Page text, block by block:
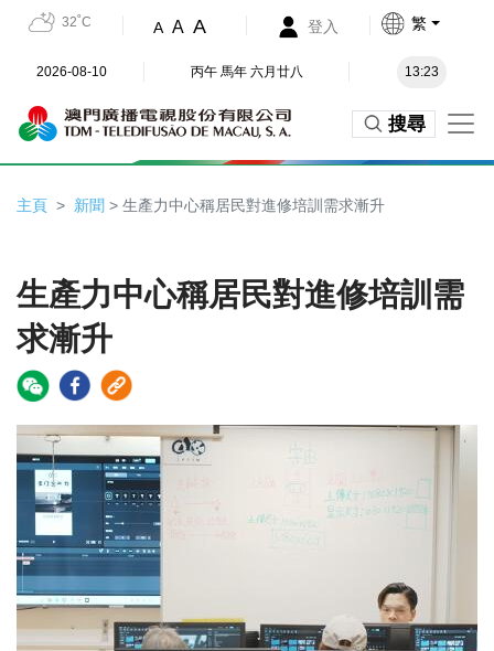
32˚C A A A 登入 繁
2026-08-10 丙午 馬年 六月廿八 13:23
搜尋
主頁 新聞 > 生產力中心稱居民對進修培訓需求漸升
生產力中心稱居民對進修培訓需
求漸升